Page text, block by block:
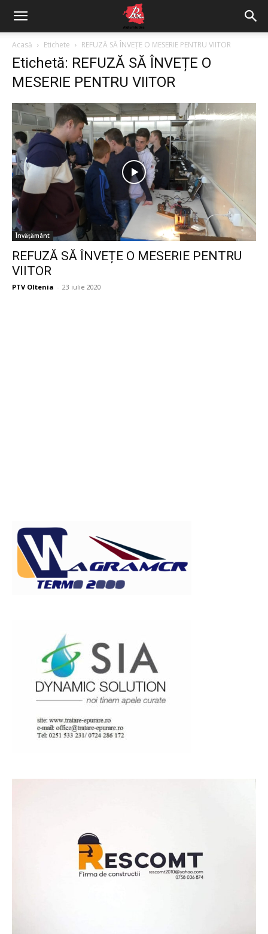
Acasă Etichete REFUZĂ SĂ ÎNVEȚE O MESERIE PENTRU VIITOR
Etichetă: REFUZĂ SĂ ÎNVEȚE O
MESERIE PENTRU VIITOR
Învățământ
REFUZĂ SĂ ÎNVEȚE O MESERIE PENTRU
VIITOR
PTV Oltenia - 23 iulie 2020